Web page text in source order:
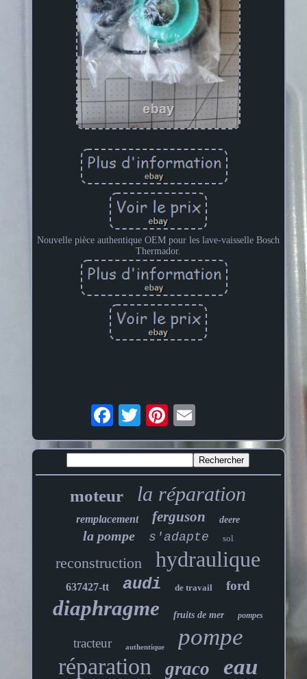
Nouvelle pièce authentique OEM pour les lave-vaisselle Bosch
Thermador.
moteur la réparation
remplacement ferguson deere
la pompe s'adapte sol
reconstruction hydraulique
637427-tt audi de travail ford
diaphragme fruits de mer pompes
tracteur authentique pompe
réparation graco eau